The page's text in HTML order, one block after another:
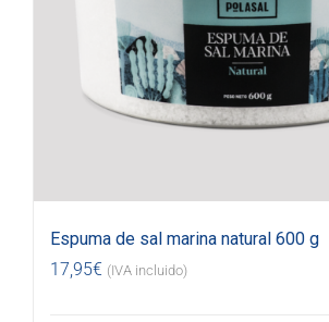
Espuma de sal marina natural 600 g
17,95€ (IVA incluido)